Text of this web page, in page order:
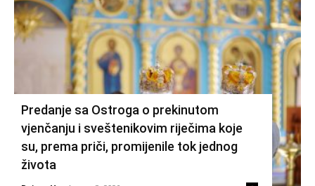
Predanje sa Ostroga o prekinutom
vjenčanju i sveštenikovim riječima koje
su, prema priči, promijenile tok jednog
života